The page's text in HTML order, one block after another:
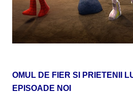
OMUL DE FIER SI PRIETENII
EPISOADE NOI